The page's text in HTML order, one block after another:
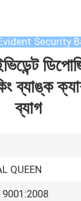
Security
ব্যাঙ্ক
ব্যাগ
QUEEN
9001:2008